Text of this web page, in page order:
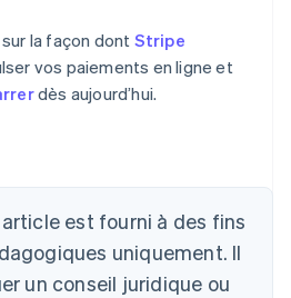
la façon dont Stripe
vos paiements en ligne et
dès aujourd’hui.
est fourni à des fins
uniquement. Il
un conseil juridique ou